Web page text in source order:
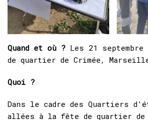
Quand et où ? Les 21
de quartier de Crimée,
Quoi ?
Dans le cadre des Quartiers
allées à la fête de quartier de